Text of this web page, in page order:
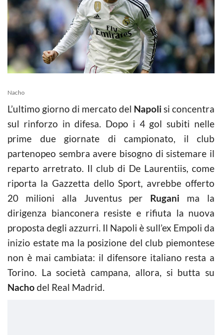
Nacho
L’ultimo giorno di mercato del Napoli si concentra
sul rinforzo in difesa. Dopo i 4 gol subiti nelle
prime due giornate di campionato, il club
partenopeo sembra avere bisogno di sistemare il
reparto arretrato. Il club di De Laurentiis, come
riporta la Gazzetta dello Sport, avrebbe offerto
20 milioni alla Juventus per Rugani ma la
dirigenza bianconera resiste e rifiuta la nuova
proposta degli azzurri. Il Napoli è sull’ex Empoli da
inizio estate ma la posizione del club piemontese
non è mai cambiata: il difensore italiano resta a
Torino. La società campana, allora, si butta su
Nachodel Real Madrid.